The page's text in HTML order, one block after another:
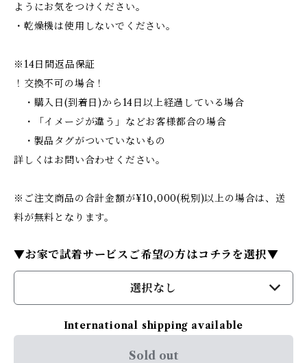
ようにお気をつけください。
・乾燥機は使用しないでください。
※14日間返品保証
！交換不可の場合！
・購入日(到着日)から14日以上経過している場合
・「イメージが違う」などお客様都合の場合
・製品タグがついていないもの
詳しくはお問い合わせください。
※ご注文商品の合計金額が¥10,000(税別)以上の場合は、送
料が無料となります。
▼お家で試着サービスご希望の方はコチラを選択▼
選択なし
International shipping available
Sold out